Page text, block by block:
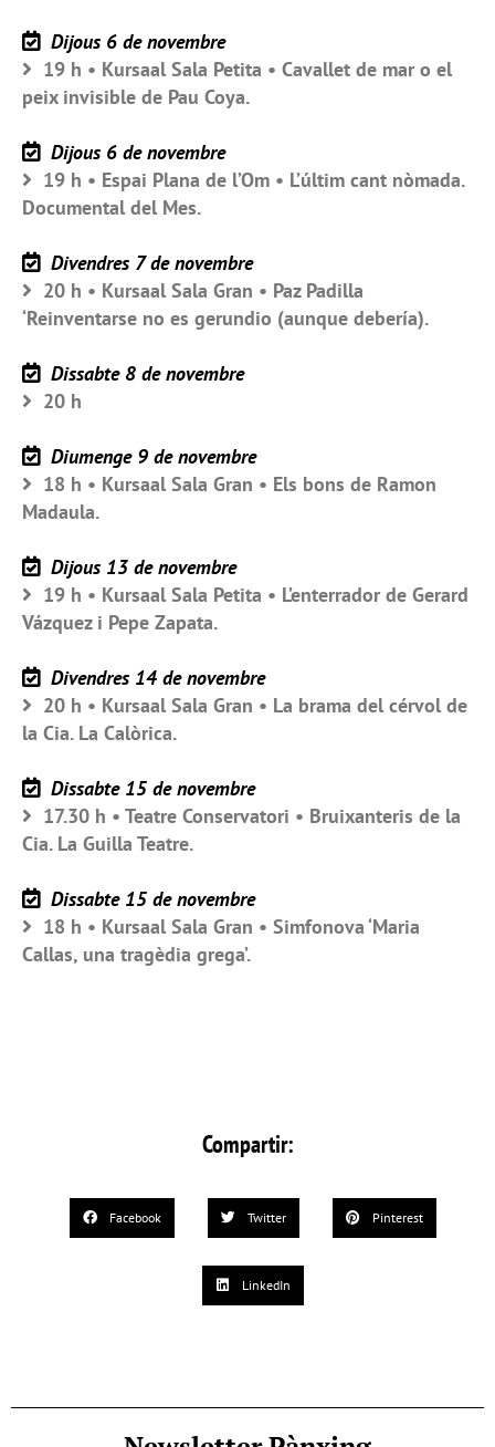
Dijous 6 de novembre
19 h • Kursaal Sala Petita • Cavallet de mar o el
peix invisible de Pau Coya.
Dijous 6 de novembre
19 h • Espai Plana de l’Om • L’últim cant nòmada.
Documental del Mes.
Divendres 7 de novembre
20 h • Kursaal Sala Gran • Paz Padilla
‘Reinventarse no es gerundio (aunque debería).
Dissabte 8 de novembre
20 h
Diumenge 9 de novembre
18 h • Kursaal Sala Gran • Els bons de Ramon
Madaula.
Dijous 13 de novembre
19 h • Kursaal Sala Petita • L’enterrador de Gerard
Vázquez i Pepe Zapata.
Divendres 14 de novembre
20 h • Kursaal Sala Gran • La brama del cérvol de
la Cia. La Calòrica.
Dissabte 15 de novembre
17.30 h • Teatre Conservatori • Bruixanteris de la
Cia. La Guilla Teatre.
Dissabte 15 de novembre
18 h • Kursaal Sala Gran • Simfonova ‘Maria
Callas, una tragèdia grega’.
Compartir:
Facebook Twitter Pinterest
LinkedIn